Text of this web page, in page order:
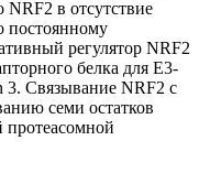
NRF2 в отсутствие
постоянному
регулятор NRF2
белка для E3-
3. Связывание NRF2 с
семи остатков
протеасомной